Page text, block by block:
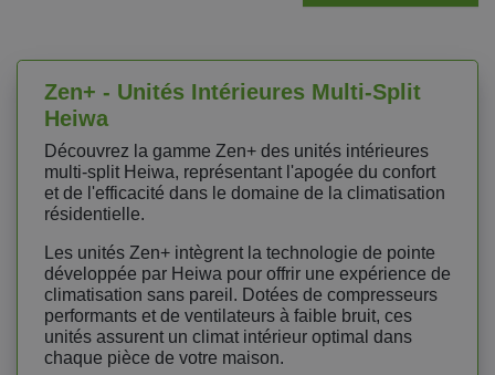
Zen+ - Unités Intérieures Multi-Split
Heiwa
Découvrez la gamme Zen+ des unités intérieures
multi-split Heiwa, représentant l'apogée du confort
et de l'efficacité dans le domaine de la climatisation
résidentielle.
Les unités Zen+ intègrent la technologie de pointe
développée par Heiwa pour offrir une expérience de
climatisation sans pareil. Dotées de compresseurs
performants et de ventilateurs à faible bruit, ces
unités assurent un climat intérieur optimal dans
chaque pièce de votre maison.